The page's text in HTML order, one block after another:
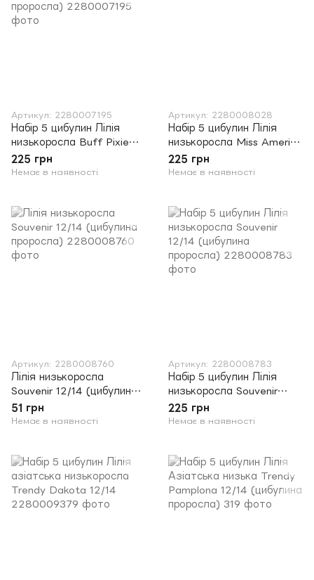
Артикул: 2280007195
Набір 5 цибулин Лілія
низькоросла Buff Pixie
12/14 (цибулина
проросла)
225 грн
Немає в наявності
Артикул: 2280008028
Набір 5 цибулин Лілія
низькоросла Miss America
12/14
225 грн
Немає в наявності
Артикул: 2280008760
Лілія низькоросла
Souvenir 12/14 (цибулина
проросла)
51 грн
Немає в наявності
Артикул: 2280008783
Набір 5 цибулин Лілія
низькоросла Souvenir
12/14 (цибулина
проросла)
225 грн
Немає в наявності